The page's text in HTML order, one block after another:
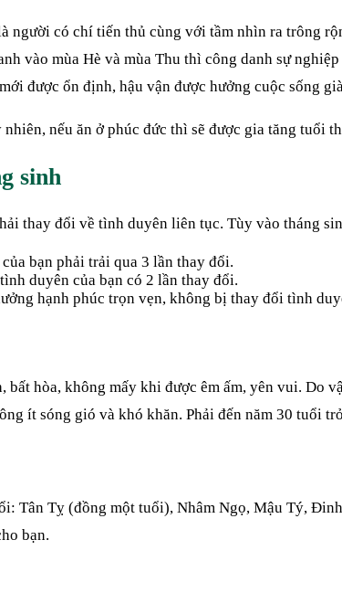
có chí tiến thủ cùng với tầm nhìn ra trông
vào mùa Hè và mùa Thu thì công danh sự
được ổn định, hậu vận được hưởng cuộc sống
nếu ăn ở phúc đức thì sẽ được gia tăng tuổi
sinh
thay đổi về tình duyên liên tục. Tùy vào tháng
bạn phải trải qua 3 lần thay đổi.
duyên của bạn có 2 lần thay đổi.
hạnh phúc trọn vẹn, không bị thay đổi tình
hòa, không mấy khi được êm ấm, yên vui. Do
ít sóng gió và khó khăn. Phải đến năm 30 tuổi
Tân Tỵ (đồng một tuổi), Nhâm Ngọ, Mậu Tý,
bạn.